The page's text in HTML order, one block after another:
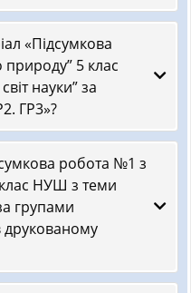
«Підсумкова
5 клас
науки” за
ГР3»?
робота №1 з
НУШ з теми
групами
друкованому